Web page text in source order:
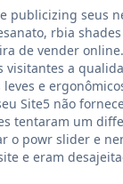
publicizing seus
rbia shades
de vender
a
e
Site5 não
tentaram um
o powr slider e
e eram